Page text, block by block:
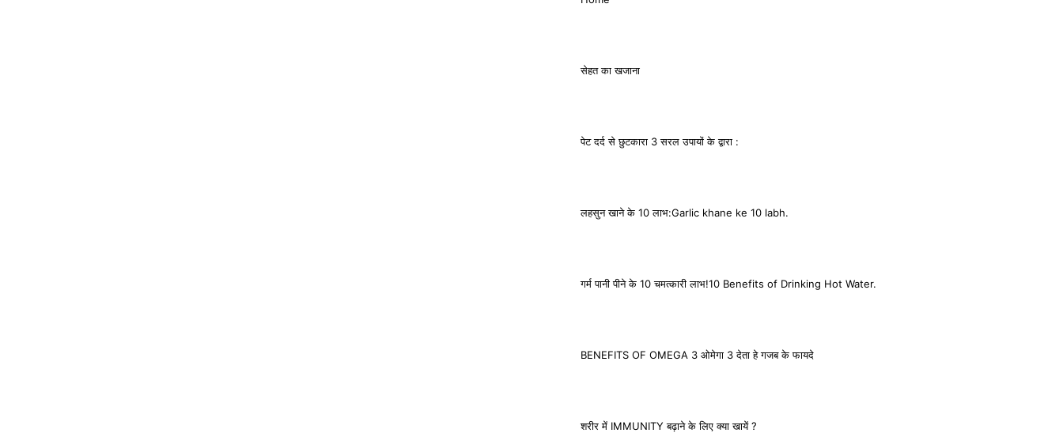
सेहत का खजाना
पेट दर्द से छुटकारा 3 सरल उपायों के द्वारा :
लहसुन खाने के 10 लाभ:Garlic khane ke 10 labh.
गर्म पानी पीने के 10 चमत्कारी लाभ!10 Benefits of Drinking Hot Water.
BENEFITS OF OMEGA 3 ओमेगा 3 देता हे गजब के फायदे
शरीर में IMMUNITY बढ़ाने के लिए क्या खायें ?